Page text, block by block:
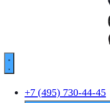
+7 (495) 730-44-45